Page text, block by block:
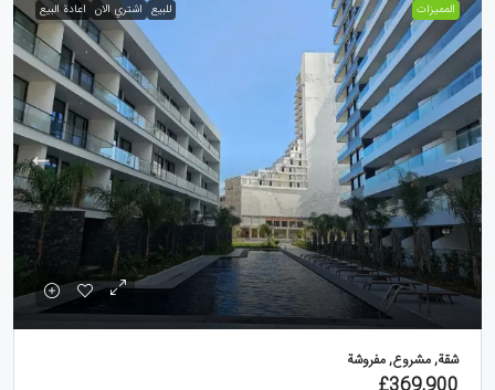
الممیزات للبيع اشتري الان اعادة البيع
شقة, مشروع, مفروشة